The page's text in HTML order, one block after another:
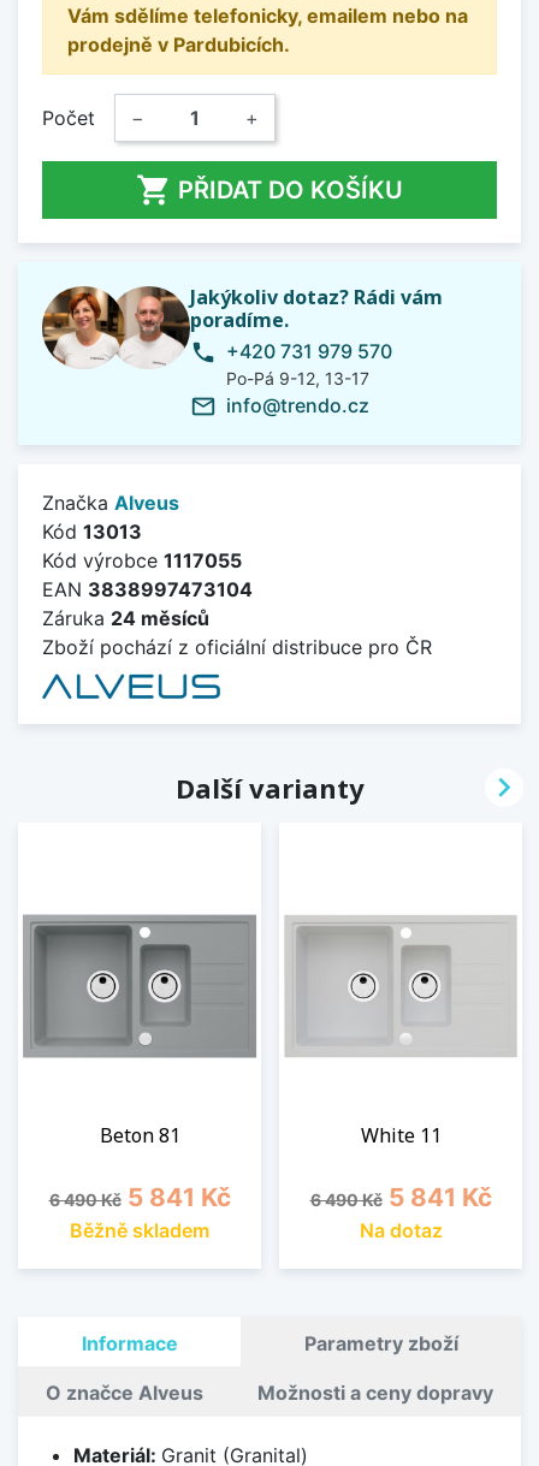
Vám sdělíme telefonicky, emailem nebo na
prodejně v Pardubicích.
Počet − +
 PŘIDAT DO KOŠÍKU
Jakýkoliv dotaz? Rádi vám
poradíme.
phone +420 731 979 570
Po-Pá 9-12, 13-17
mail_outline info@trendo.cz
Značka Alveus
Kód 13013
Kód výrobce 1117055
EAN 3838997473104
Záruka 24 měsíců
Zboží pochází z oficiální distribuce pro ČR
Další varianty
Beton 81
Běžná cena
6 490 Kč Cena
5 841 Kč
Běžně skladem
White 11
Běžná cena
6 490 Kč Cena
5 841 Kč
Na dotaz

Informace Parametry zboží
O značce Alveus Možnosti a ceny dopravy
Materiál: Granit (Granital)